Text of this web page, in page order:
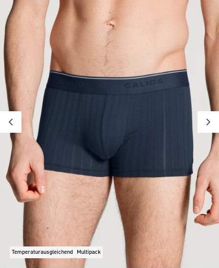
Temperaturausgleichend Multipack